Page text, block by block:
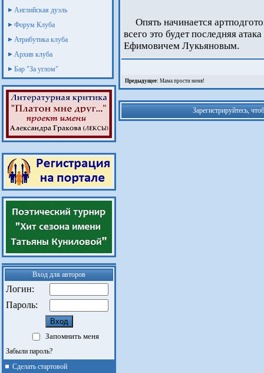
Английская дуэль
Форум Клуба
Атрибутика клуба
Архив клуба
Бар "За углом"
Вход для авторов
Логин:
Пароль:
Запомнить меня
Забыли пароль?
Сделать стартовой
Опять начинается
всего это будет последняя
Ефимовичем Лукьяновым.
Предыдущее: Мама прости меня!
Зарегистрируйтесь,